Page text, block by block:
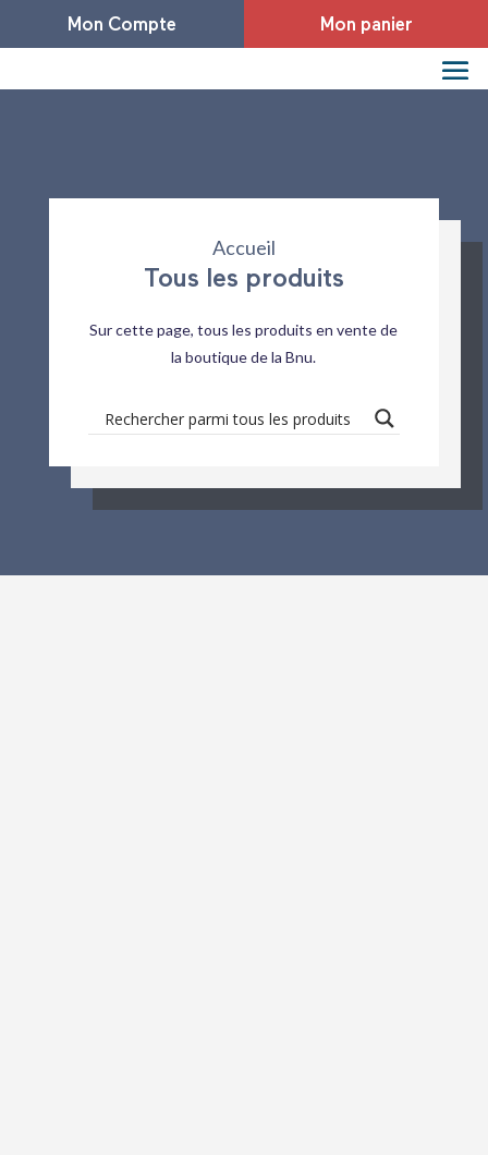
Mon Compte Mon panier
Accueil
Tous les produits
Sur cette page, tous les produits en vente de
la boutique de la Bnu.